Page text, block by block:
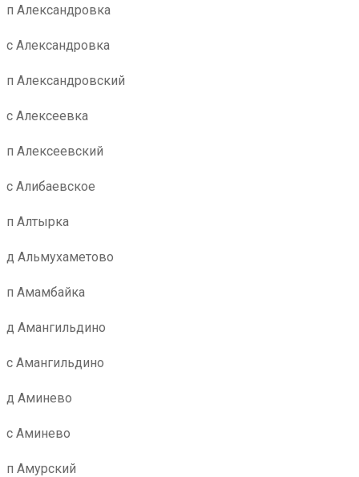
п Александровка
с Александровка
п Александровский
с Алексеевка
п Алексеевский
с Алибаевское
п Алтырка
д Альмухаметово
п Амамбайка
д Амангильдино
с Амангильдино
д Аминево
с Аминево
п Амурский